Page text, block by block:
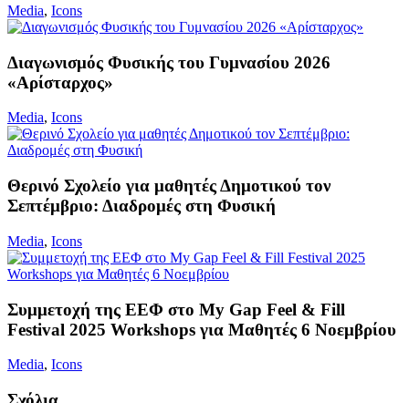
Media, Icons
Διαγωνισμός Φυσικής του Γυμνασίου 2026
«Αρίσταρχος»
Media, Icons
Θερινό Σχολείο για μαθητές Δημοτικού τον
Σεπτέμβριο: Διαδρομές στη Φυσική
Media, Icons
Συμμετοχή της ΕΕΦ στο My Gap Feel & Fill
Festival 2025 Workshops για Μαθητές 6 Νοεμβρίου
Media, Icons